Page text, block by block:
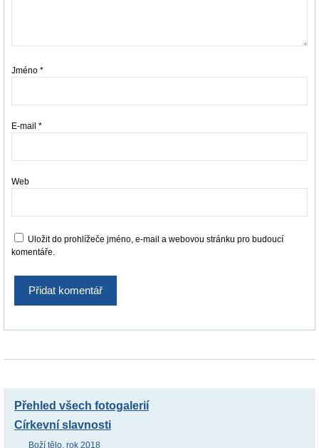
Jméno *
E-mail *
Web
Uložit do prohlížeče jméno, e-mail a webovou stránku pro budoucí
komentáře.
Přehled všech fotogalerií
Církevní slavnosti
Boží tělo, rok 2018